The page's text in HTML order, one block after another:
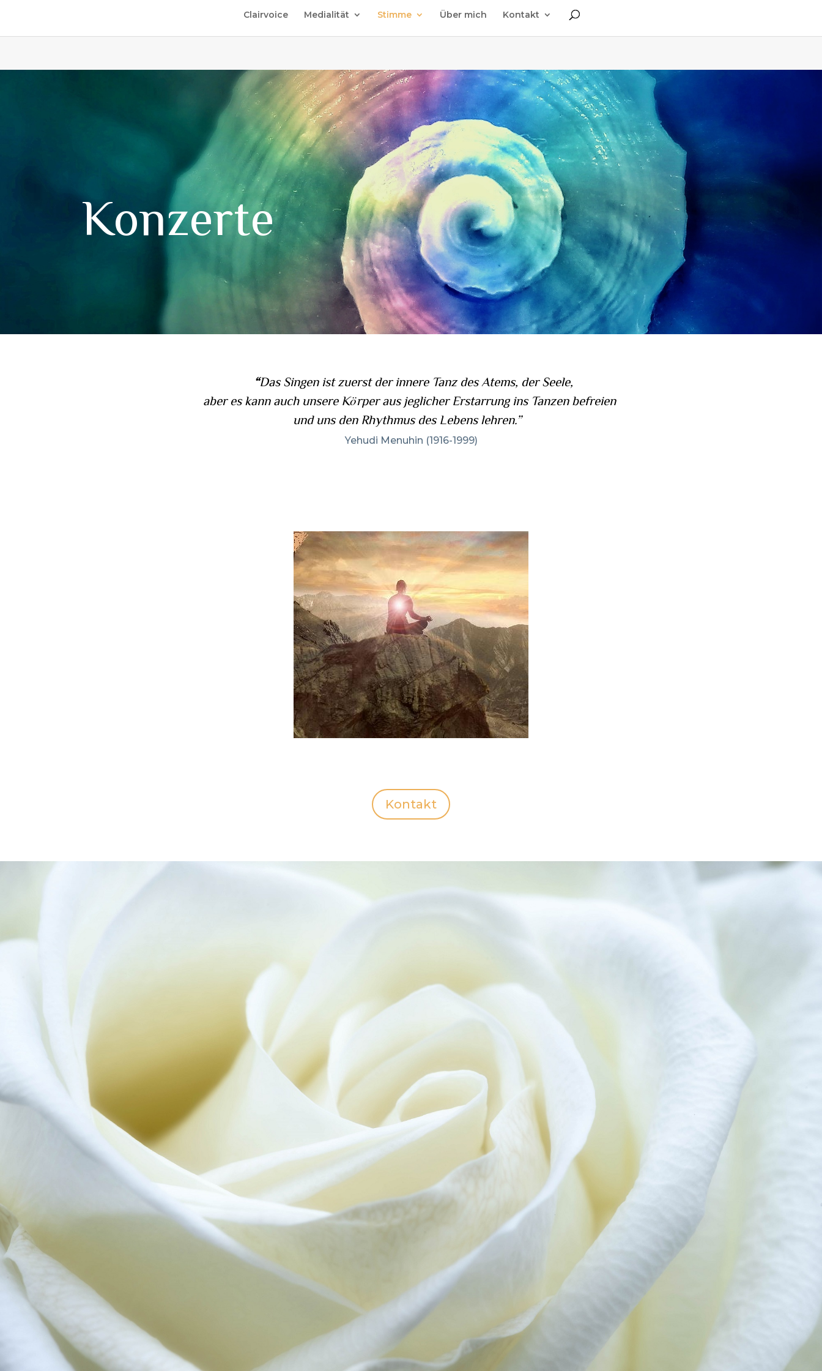
Clairvoice Medialität Stimme Über mich Kontakt
Konzerte
“Das Singen ist zuerst der innere Tanz des Atems, der Seele,
aber es kann auch unsere Körper aus jeglicher Erstarrung ins Tanzen befreien
und uns den Rhythmus des Lebens lehren.”
Yehudi Menuhin (1916-1999)
Kontakt